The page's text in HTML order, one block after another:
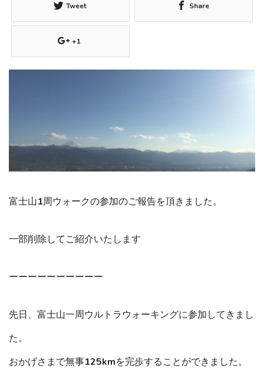
Tweet Share
+1
富士山1周ウォークの参加のご報告を頂きました。
一部削除してご紹介いたします
ーーーーーーーーーー
先日、富士山一周ウルトラウォーキングに参加してきまし
た。
おかげさまで無事125kmを完歩することができました。